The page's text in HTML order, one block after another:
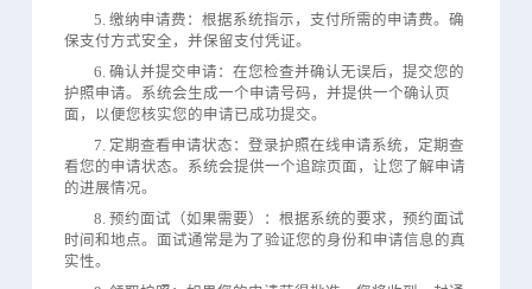
5. 缴纳申请费：根据系统指示，支付所需的申请费。确
保支付方式安全，并保留支付凭证。
6. 确认并提交申请：在您检查并确认无误后，提交您的
护照申请。系统会生成一个申请号码，并提供一个确认页
面，以便您核实您的申请已成功提交。
7. 定期查看申请状态：登录护照在线申请系统，定期查
看您的申请状态。系统会提供一个追踪页面，让您了解申请
的进展情况。
8. 预约面试（如果需要）：根据系统的要求，预约面试
时间和地点。面试通常是为了验证您的身份和申请信息的真
实性。